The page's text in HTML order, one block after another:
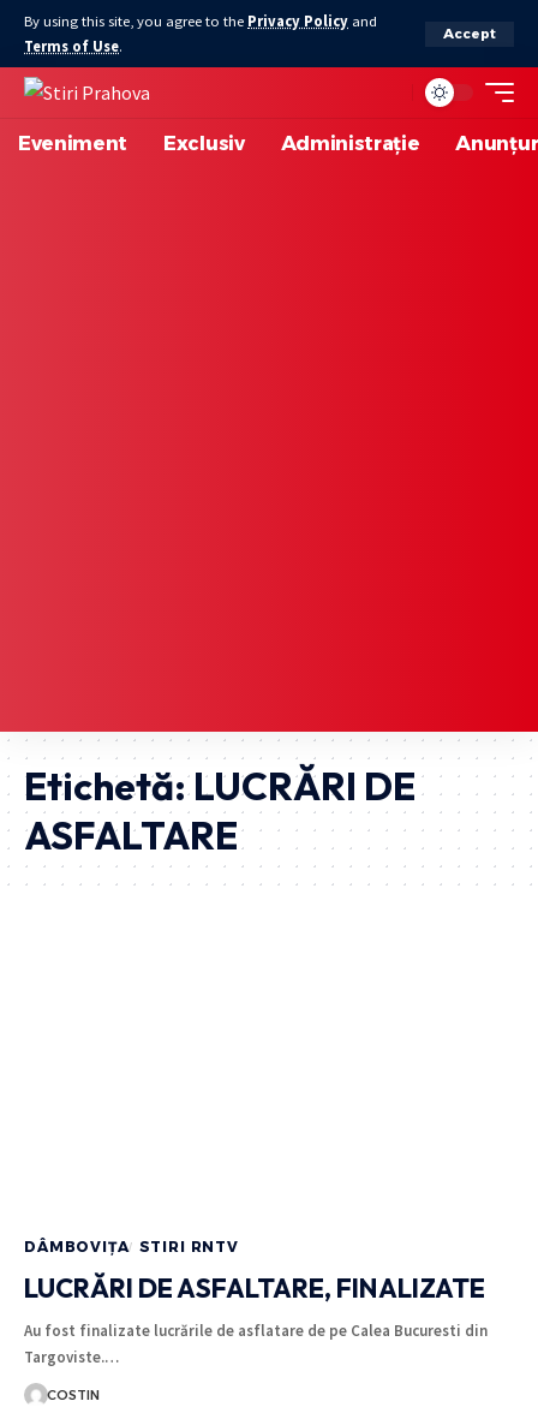
By using this site, you agree to the Privacy Policy and
Terms of Use.
Accept
Eveniment Exclusiv Administrație
Etichetă:LUCRĂRI DE
ASFALTARE
DÂMBOVIȚA STIRI RNTV
LUCRĂRI DE ASFALTARE, FINALIZATE
Au fost finalizate lucrările de asflatare de pe Calea Bucuresti din
Targoviste.…
COSTIN